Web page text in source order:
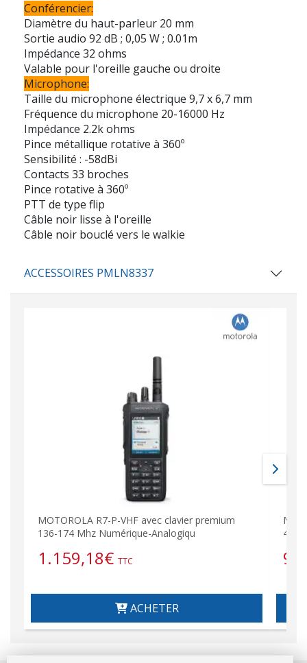
Conférencier:
Diamètre du haut-parleur 20 mm
Sortie audio 92 dB ; 0,05 W ; 0.01m
Impédance 32 ohms
Valable pour l'oreille gauche ou droite
Microphone:
Taille du microphone électrique 9,7 x 6,7 mm
Fréquence du microphone 20-16000 Hz
Impédance 2.2k ohms
Pince métallique rotative à 360º
Sensibilité : -58dBi
Contacts 33 broches
Pince rotative à 360º
PTT de type flip
Câble noir lisse à l'oreille
Câble noir bouclé vers le walkie
ACCESSOIRES PMLN8337
MOTOROLA R7-P-VHF avec clavier premium
136-174 Mhz Numérique-Analogiqu
1.159,18€ TTC
ACHETER
403-